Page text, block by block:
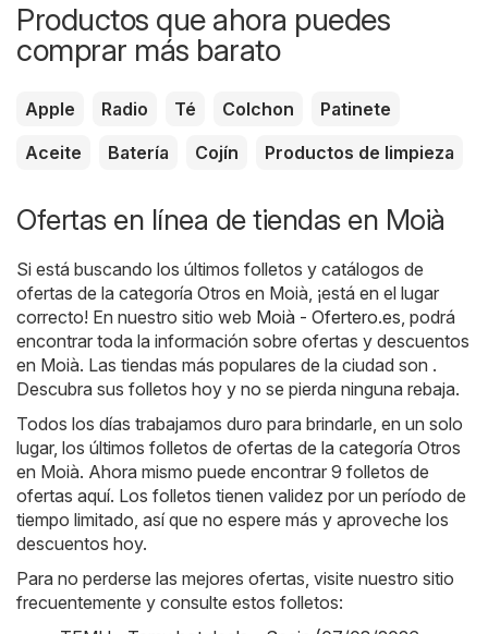
Productos que ahora puedes
comprar más barato
Apple Radio Té Colchon
Patinete
Aceite
Batería Cojín Productos de limpieza
Ofertas en línea de tiendas en Moià
Si está buscando los últimos folletos y catálogos de
ofertas de la categoría Otros en Moià, ¡está en el lugar
correcto! En nuestro sitio web Moià - Ofertero.es, podrá
encontrar toda la información sobre ofertas y descuentos
en Moià. Las tiendas más populares de la ciudad son .
Descubra sus folletos hoy y no se pierda ninguna rebaja.
Todos los días trabajamos duro para brindarle, en un solo
lugar, los últimos folletos de ofertas de la categoría Otros
en Moià. Ahora mismo puede encontrar 9 folletos de
ofertas aquí. Los folletos tienen validez por un período de
tiempo limitado, así que no espere más y aproveche los
descuentos hoy.
Para no perderse las mejores ofertas, visite nuestro sitio
frecuentemente y consulte estos folletos: